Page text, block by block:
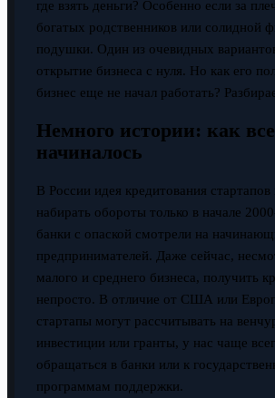
где взять деньги? Особенно если за
богатых родственников или солидной
подушки. Один из очевидных
открытие бизнеса с нуля. Но как его
бизнес еще не начал работать?
Немного истории: как все
начиналось
В России идея кредитования стартапов
набирать обороты только в начале
банки с опаской смотрели на
предпринимателей. Даже сейчас,
малого и среднего бизнеса, получить
непросто. В отличие от США или
стартапы могут рассчитывать на
инвестиции или гранты, у нас чаще
обращаться в банки или к
программам поддержки.